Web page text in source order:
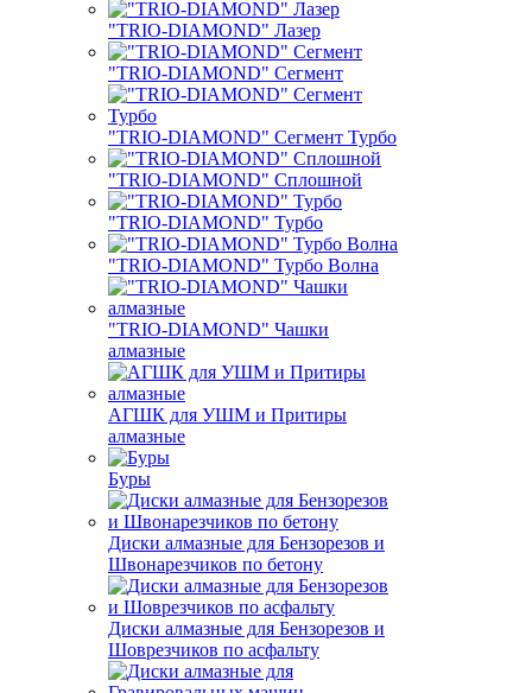
"TRIO-DIAMOND" Лазер
"TRIO-DIAMOND" Сегмент
"TRIO-DIAMOND" Сегмент Турбо
"TRIO-DIAMOND" Сплошной
"TRIO-DIAMOND" Турбо
"TRIO-DIAMOND" Турбо Волна
"TRIO-DIAMOND" Чашки
алмазные
АГШК для УШМ и Притиры
алмазные
Буры
Диски алмазные для Бензорезов и
Швонарезчиков по бетону
Диски алмазные для Бензорезов и
Шоврезчиков по асфальту